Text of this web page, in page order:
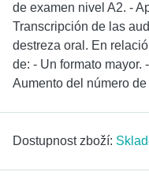
de examen nivel A2. -
Transcripción de las
destreza oral. En
de: - Un formato mayor.
Aumento del número
Dostupnost zboží: